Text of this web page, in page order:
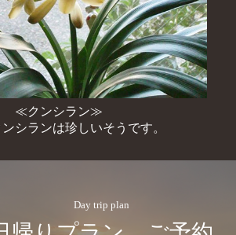
≪クンシラン≫
シランは珍しいそうです。
Day trip plan